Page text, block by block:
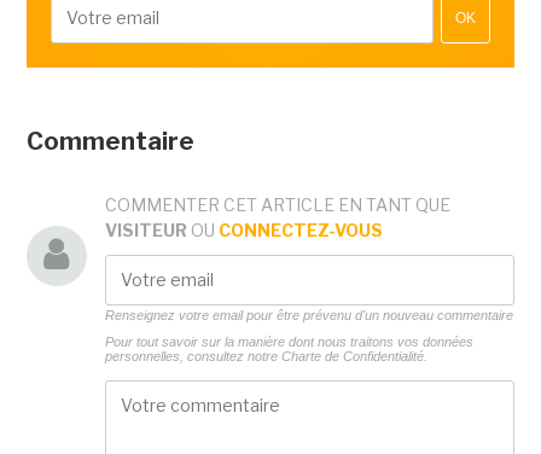
OK
Commentaire
COMMENTER CET ARTICLE EN TANT QUE
VISITEUR OU CONNECTEZ-VOUS
Renseignez votre email pour être prévenu d'un nouveau commentaire
Pour tout savoir sur la manière dont nous traitons vos données
personnelles, consultez notre Charte de Confidentialité.